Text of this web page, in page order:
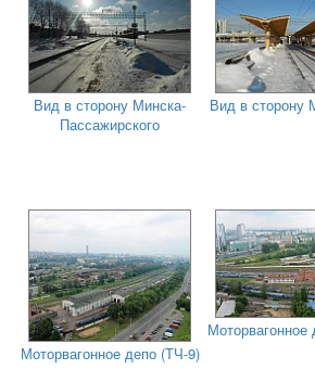
Вид в сторону Минска-
Пассажирского
Вид в сторону
Моторвагонное депо (ТЧ-9)
Моторвагонное